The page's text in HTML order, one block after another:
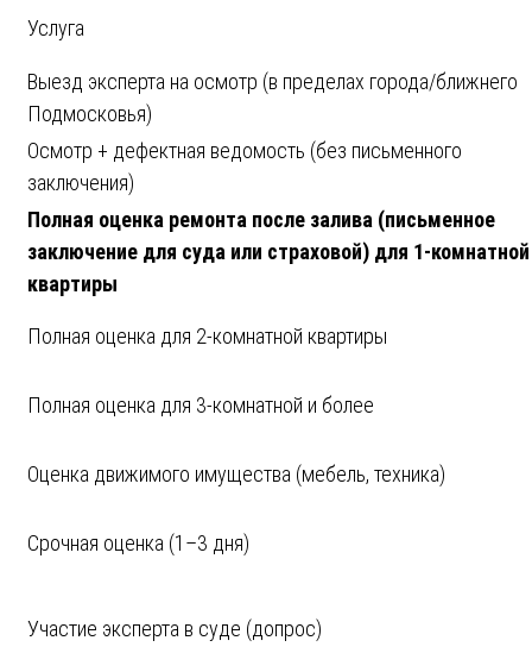
Услуга
Выезд эксперта на осмотр (в пределах города/ближнего
Подмосковья)
Осмотр + дефектная ведомость (без письменного
заключения)
Полная оценка ремонта после залива (письменное
заключение для суда или страховой) для 1-комнатной
квартиры
Полная оценка для 2-комнатной квартиры
Полная оценка для 3-комнатной и более
Оценка движимого имущества (мебель, техника)
Срочная оценка (1–3 дня)
Участие эксперта в суде (допрос)